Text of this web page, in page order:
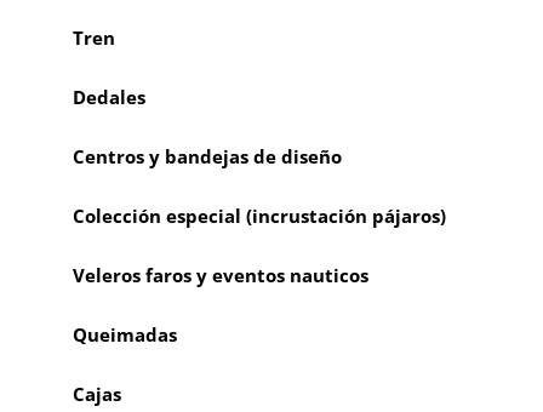
Tren
Dedales
Centros y bandejas de diseño
Colección especial (incrustación pájaros)
Veleros faros y eventos nauticos
Queimadas
Cajas